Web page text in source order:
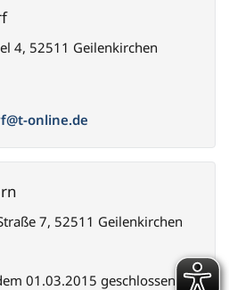
4, 52511 Geilenkirchen
online.de
7, 52511 Geilenkirchen
01.03.2015 geschlossen.